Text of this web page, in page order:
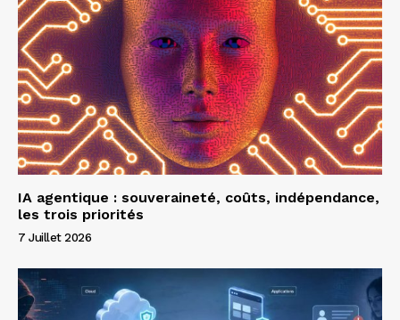
IA agentique : souveraineté, coûts, indépendance,
les trois priorités
7 Juillet 2026